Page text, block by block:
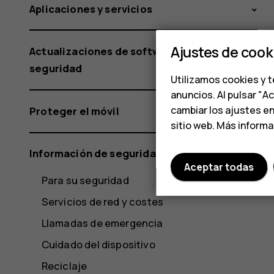
Aplicaciones y servicios
Actualizaciones de software y copias de
seguridad
Proteger el móvil
Información de seguridad y del producto
Para su seguridad
Servicios de red y costes
Llamadas de emergencia
Cuidado del dispositivo
Reciclaje
Ajustes de
Utilizamos cookies y
anuncios. Al pulsar
cambiar los ajustes
sitio web. Más
Aceptar todas